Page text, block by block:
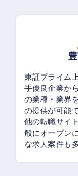
東証プライム
手優良企業か
の業種・業界
の提供が可能で
他の転職サイ
般にオープン
な求人案件も